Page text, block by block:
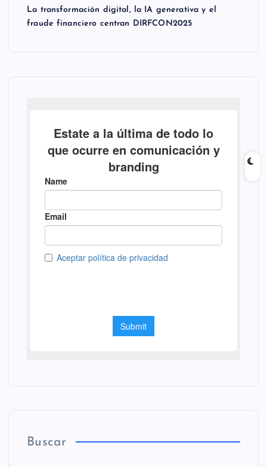
La transformación digital, la IA generativa y el
fraude financiero centran DIRFCON2025
Buscar